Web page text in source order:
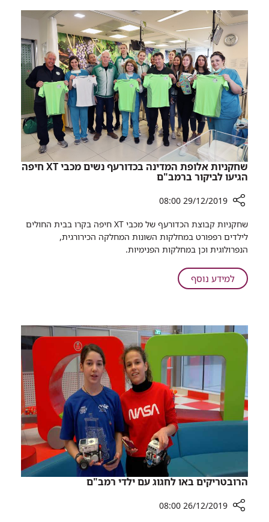
בית
החולים
המצטיין
במניעת
זיהומים
שחקניות אלופת המדינה בכדורעף נשים מכבי XT חיפה
הגיעו לביקור ברמב"ם
שיתוף
שחקניות
אלופת
המדינה
בכדורעף
חיפה
הגיעו
לביקור
ברמב"ם
29/12/2019 08:00
שחקניות קבוצת הכדורעף של מכבי XT חיפה בקרו בבית החולים
לילדים רפפורט במחלקות השונות המחלקה הכירורגית,
הנפרולוגית וכן במחלקות הפנימיות.
למידע נוסףעל
שחקניות
בכדורעף
מכבי
XT
חיפה
הגיעו
לביקור
ברמב"ם
הרובטריקים באו לחגוג עם ילדי רמב"ם
26/12/2019 08:00